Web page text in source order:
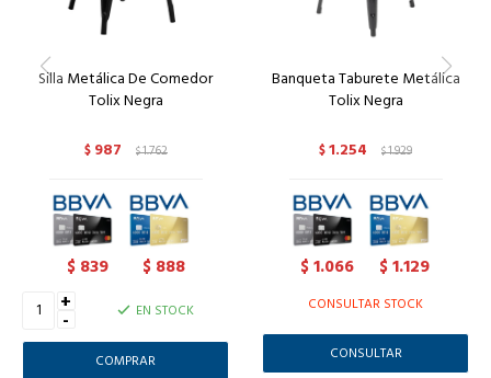
Silla Metálica De Comedor
Tolix Negra
$ 987 $1.762
$ 839 $ 888
+
- EN STOCK
Banqueta Taburete Metálica
Tolix Negra
$1.254 $1.929
$1.066 $1.129
CONSULTAR STOCK
CONSULTAR